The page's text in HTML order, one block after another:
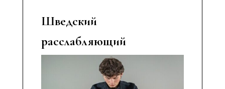
Шведский
расслабляющий